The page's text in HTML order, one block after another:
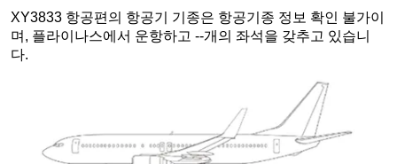
XY3833 항공편의 항공기 기종은 항공기종 정보 확인 불가이
며, 플라이나스에서 운항하고 --개의 좌석을 갖추고 있습니
다.